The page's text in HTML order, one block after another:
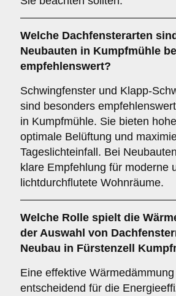
Welche Dachfensterarten
Neubauten in Kumpfmühle
empfehlenswert?
Schwingfenster und Klapp-
sind besonders
in Kumpfmühle. Sie bieten
optimale Belüftung und
Tageslichteinfall. Bei
klare Empfehlung für moderne
lichtdurchflutete Wohnräume.
Welche Rolle spielt die
der Auswahl von
Neubau in Fürstenzell
Eine effektive
entscheidend für die